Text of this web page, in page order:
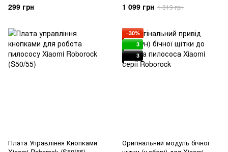
299 грн 1 099 грн 1 319 грн
Плата Управління Кнопками
−30%
3
3
Оригінальний модуль бічної